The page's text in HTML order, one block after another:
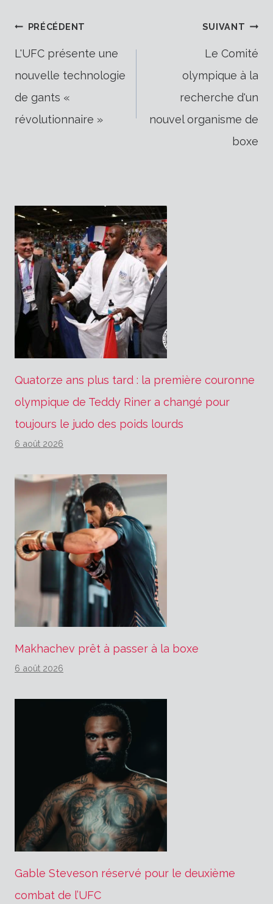
Navigation
de
PRÉCÉDENT
L'UFC présente une
nouvelle technologie
de gants «
révolutionnaire »
SUIVANT
Le Comité
olympique à la
recherche d'un
nouvel organisme de
boxe
Quatorze ans plus tard : la première couronne
olympique de Teddy Riner a changé pour
toujours le judo des poids lourds
6 août 2026
Makhachev prêt à passer à la boxe
6 août 2026
Gable Steveson réservé pour le deuxième
combat de l’UFC